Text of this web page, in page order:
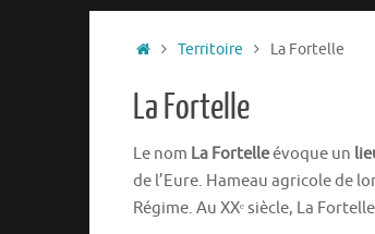
Accueil
Territoire La Fortelle
La Fortelle
Le nom La Fortelleévoque un
de l’Eure. Hameau agricole de
Régime. Au XXᵉ siècle, La